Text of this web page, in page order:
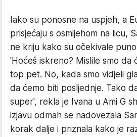
Iako su ponosne na uspjeh, a
prisjećaju s osmijehom na licu,
ne kriju kako su očekivale
'Hoćeš iskreno? Mislile smo da
top pet. No, kada smo vidjeli
da ćemo biti posljednje. Tako
super', rekla je Ivana u Ami G
izjavu odmah se nadovezala
korak dalje i priznala kako je